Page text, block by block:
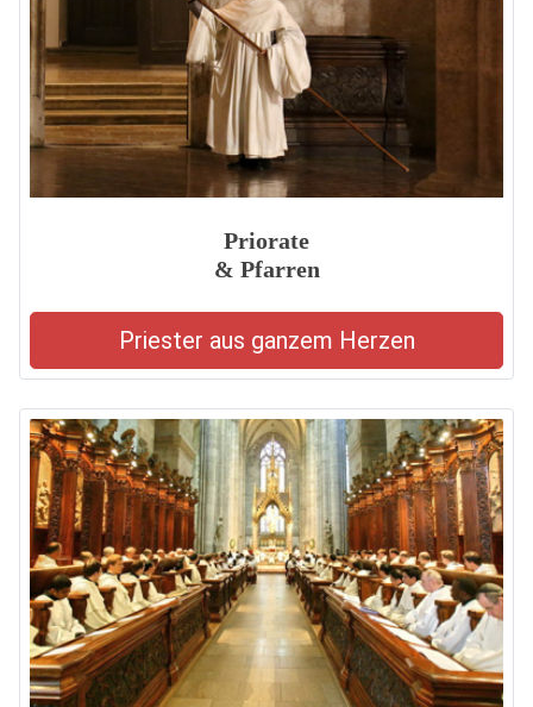
Priorate
& Pfarren
Priester aus ganzem Herzen